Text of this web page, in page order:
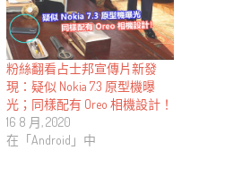
粉絲翻看占士邦宣傳片新發
現：疑似 Nokia 7.3 原型機曝
光；同樣配有 Oreo 相機設計！
16 8 月, 2020
在「Android」中